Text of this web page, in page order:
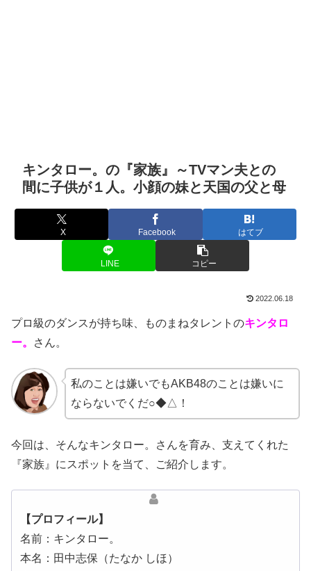
キンタロー。の『家族』～TVマン夫との
間に子供が１人。小顔の妹と天国の父と母
X Facebook はてブ
LINE コピー
2022.06.18
プロ級のダンスが持ち味、ものまねタレントのキンタロ
ー。
さん。
私のことは嫌いでもAKB48のことは嫌いに
ならないでくだ○◆△！
今回は、そんなキンタロー。さんを育み、支えてくれた
『家族』にスポットを当て、ご紹介します。
【プロフィール】
名前：キンタロー。
本名：田中志保（たなか しほ）